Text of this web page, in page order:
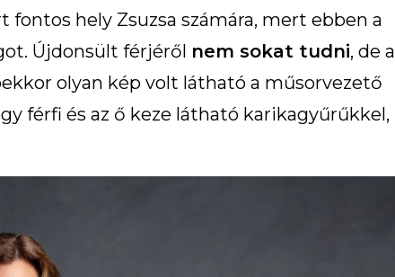
fontos hely Zsuzsa számára, mert ebben a
Újdonsült férjéről nem sokat tudni, de a
olyan kép volt látható a műsorvezető
férfi és az ő keze látható karikagyűrűkkel,